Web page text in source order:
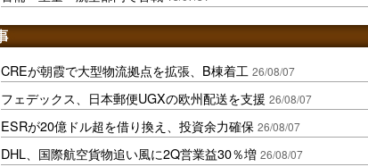
CREが朝霞で大型物流拠点を拡張、B棟着工 26/08/07
フェデックス、日本郵便UGXの欧州配送を支援 26/08/07
ESRが20億ドル超を借り換え、投資余力確保 26/08/07
DHL、国際航空貨物追い風に2Q営業益30％増 26/08/07